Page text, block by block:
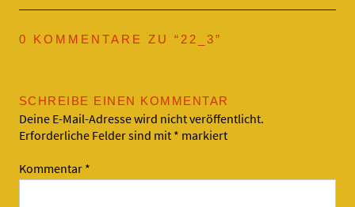
0 KOMMENTARE ZU “ 22_3”
SCHREIBE EINEN KOMMENTAR
Deine E-Mail-Adresse wird nicht veröffentlicht.
Erforderliche Felder sind mit * markiert
Kommentar *